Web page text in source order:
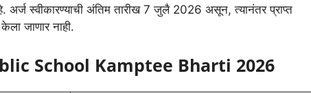
अर्ज स्वीकारण्याची अंतिम तारीख 7 जुलै 2026 असून, त्यानंतर प्राप्त
केला जाणार नाही.
School Kamptee Bharti 2026